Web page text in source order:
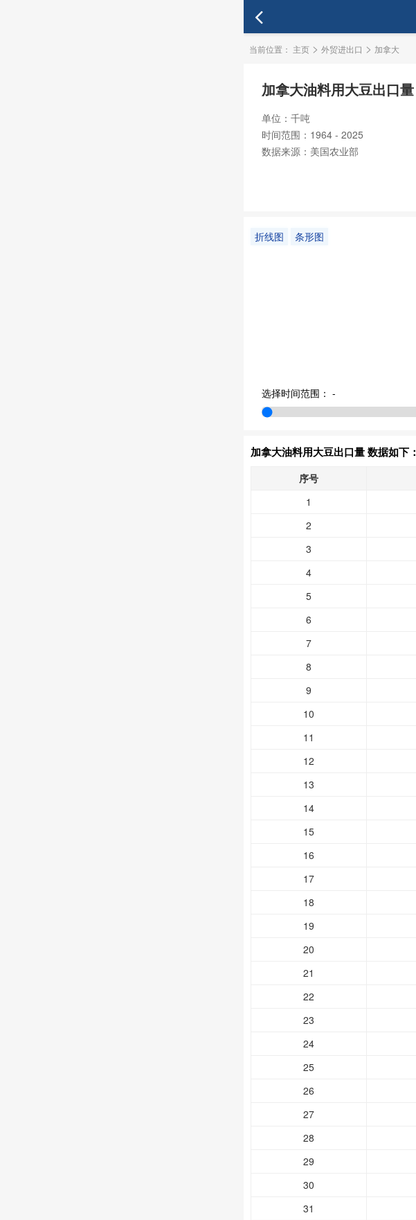
当前位置： 主页 > 外贸进出口 > 加拿大
加拿大油料用大豆出口量
单位：千吨
时间范围：1964 - 2025
数据来源：美国农业部
折线图 条形图
选择时间范围： -
加拿大油料用大豆出口量 数据如下：
序号
1
2
3
4
5
6
7
8
9
10
11
12
13
14
15
16
17
18
19
20
21
22
23
24
25
26
27
28
29
30
31